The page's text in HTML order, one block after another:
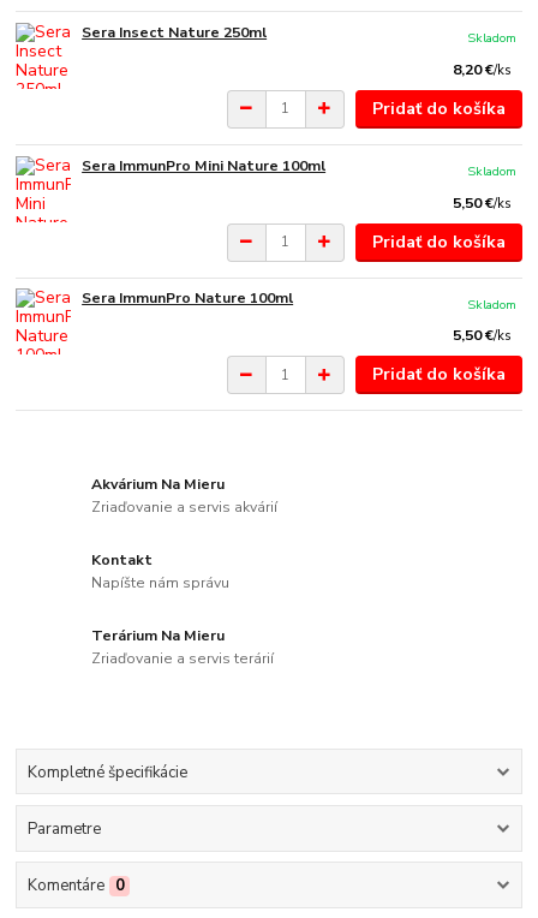
Sera Insect Nature 250ml
8,20 €/ks
Skladom
Pridať do košíka
Sera ImmunPro Mini Nature 100ml
5,50 €/ks
Skladom
Pridať do košíka
Sera ImmunPro Nature 100ml
5,50 €/ks
Skladom
Pridať do košíka
Akvárium Na Mieru
Zriaďovanie a servis akvárií
Kontakt
Napíšte nám správu
Terárium Na Mieru
Zriaďovanie a servis terárií
Kompletné špecifikácie
Parametre
Komentáre 0